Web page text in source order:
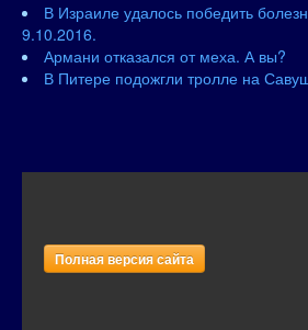
В Израиле удалось победить
9.10.2016.
Армани отказался от меха. А вы?
В Питере подожгли тролле на
Полная версия сайта